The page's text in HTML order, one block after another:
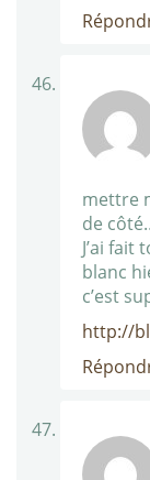
mettre
de
J’ai fait
blanc
c’est
http://